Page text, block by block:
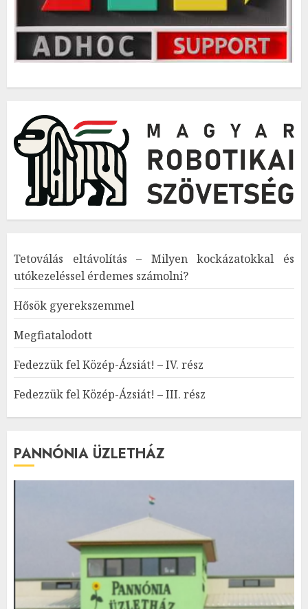
Tetoválás eltávolítás – Milyen kockázatokkal és
utókezeléssel érdemes számolni?
Hősök gyerekszemmel
Megfiatalodott
Fedezzük fel Közép-Ázsiát! – IV. rész
Fedezzük fel Közép-Ázsiát! – III. rész
PANNÓNIA ÜZLETHÁZ